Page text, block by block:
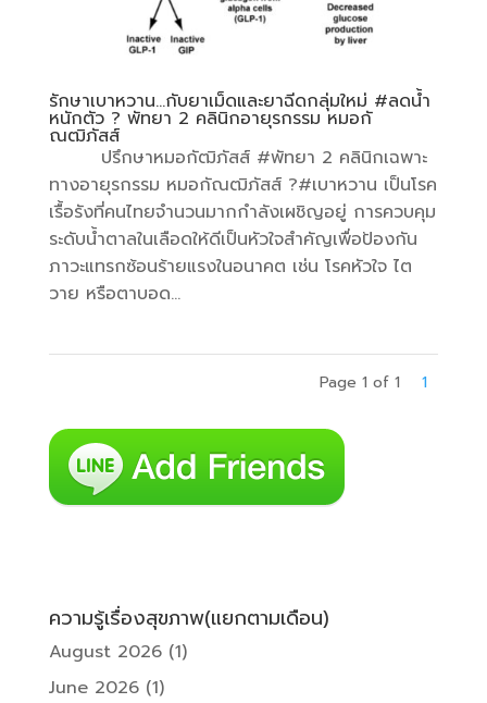
รักษาเบาหวาน…กับยาเม็ดและยาฉีดกลุ่มใหม่ #ลดน้ำ
หนักตัว ? พัทยา 2 คลินิกอายุรกรรม หมอกั
ณฒิภัสส์
ปรึกษาหมอกัฒิภัสส์ #พัทยา 2 คลินิกเฉพาะ
ทางอายุรกรรม หมอกัณฒิภัสส์ ?#เบาหวาน เป็นโรค
เรื้อรังที่คนไทยจำนวนมากกำลังเผชิญอยู่ การควบคุม
ระดับน้ำตาลในเลือดให้ดีเป็นหัวใจสำคัญเพื่อป้องกัน
ภาวะแทรกซ้อนร้ายแรงในอนาคต เช่น โรคหัวใจ ไต
วาย หรือตาบอด...
Page 1 of 1 1
ความรู้เรื่องสุขภาพ(แยกตามเดือน)
August 2026(1)
June 2026(1)